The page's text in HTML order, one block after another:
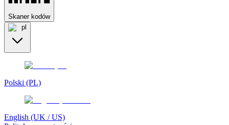
Skaner kodów
pl
Polski (PL)
English (UK / US)